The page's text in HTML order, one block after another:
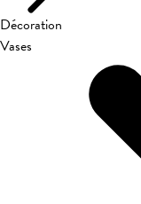
Décoration
Vases